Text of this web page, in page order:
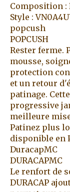
Composition :
Style :
popcush
POPCUSH
Rester ferme.
mousse,
protection
et un retour
patinage.
progressive
meilleure
Patinez plus
disponible en
DuracapMC
DURACAPMC
Le renfort de
DURACAP